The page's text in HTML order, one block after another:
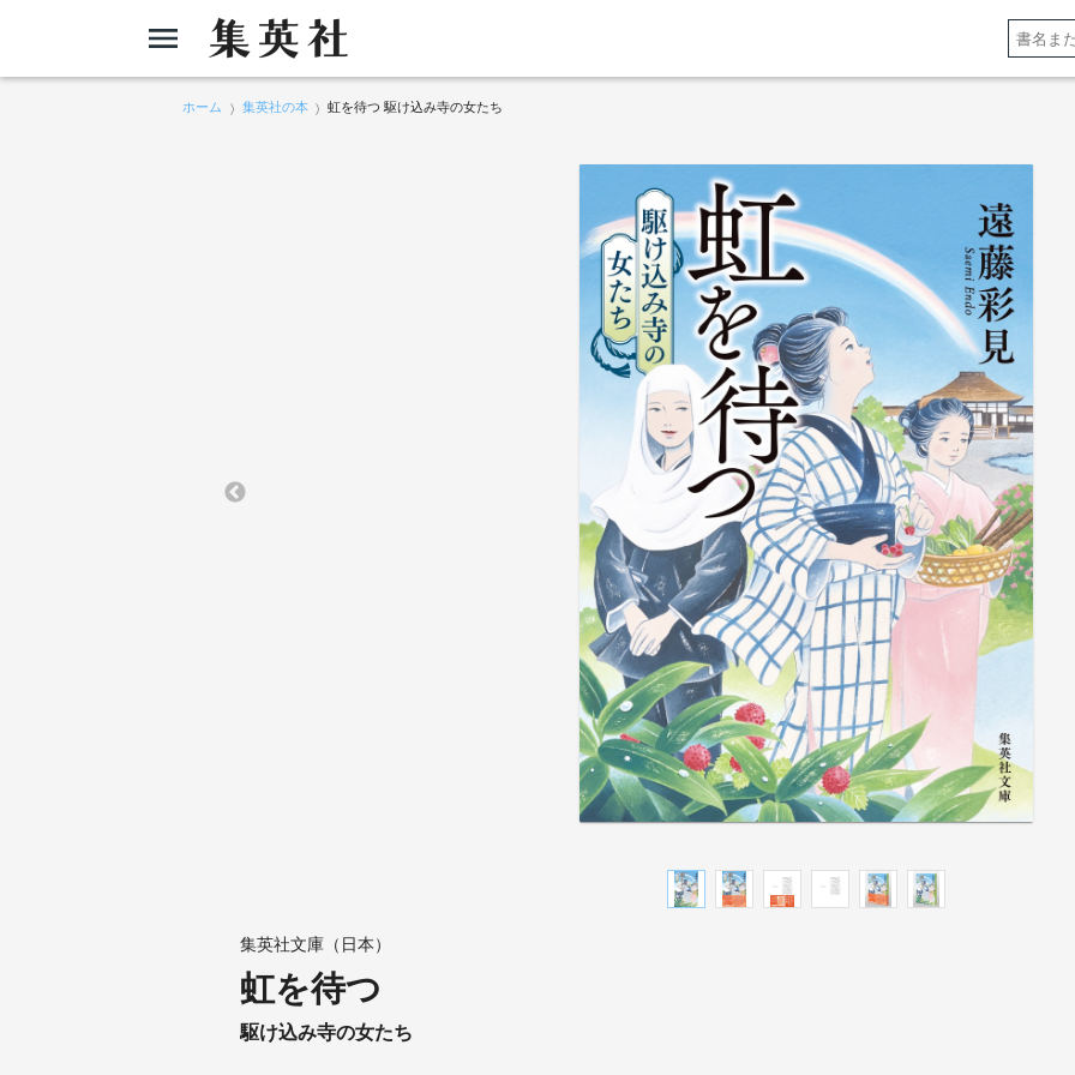
ホーム 集英社の本 虹を待つ 駆け込み寺の女たち
集英社文庫（日本）
虹を待つ
駆け込み寺の女たち